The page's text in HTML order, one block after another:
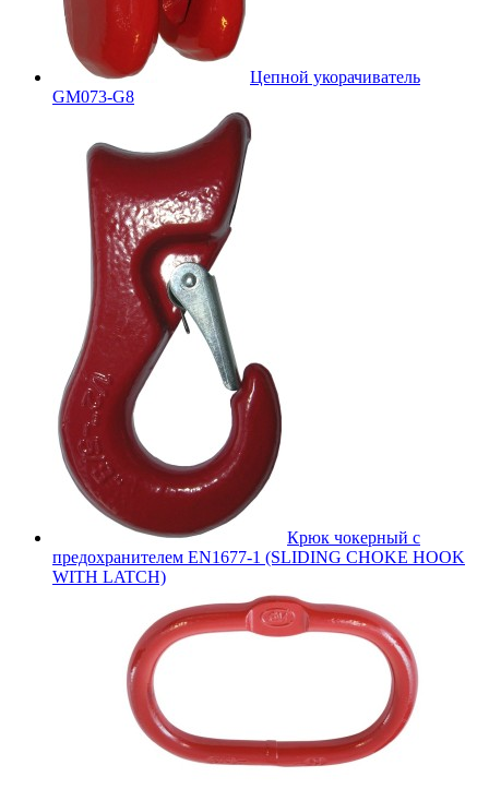
Цепной укорачиватель
GM073-G8
Крюк чокерный с
предохранителем EN1677-1 (SLIDING CHOKE HOOK
WITH LATCH)